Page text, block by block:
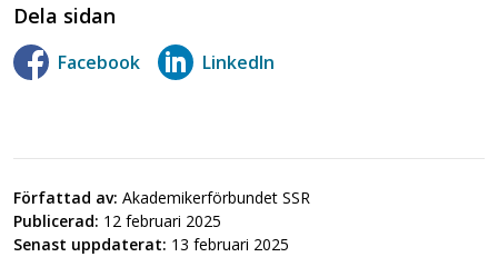
Dela sidan
Facebook LinkedIn
Författad av: Akademikerförbundet SSR
Publicerad: 12 februari 2025
Senast uppdaterat: 13 februari 2025